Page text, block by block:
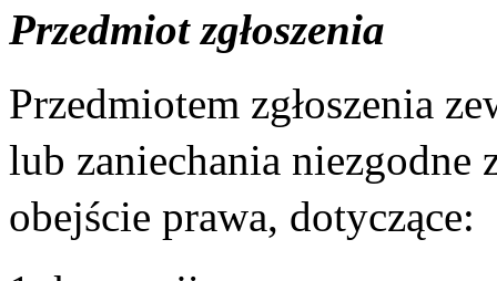
Przedmiot zgłoszenia
Przedmiotem zgłoszenia
lub zaniechania niezgodne
obejście prawa, dotyczące: